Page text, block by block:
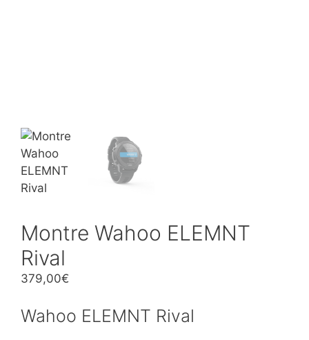
Montre Wahoo ELEMNT
Rival
379,00€
Wahoo ELEMNT Rival